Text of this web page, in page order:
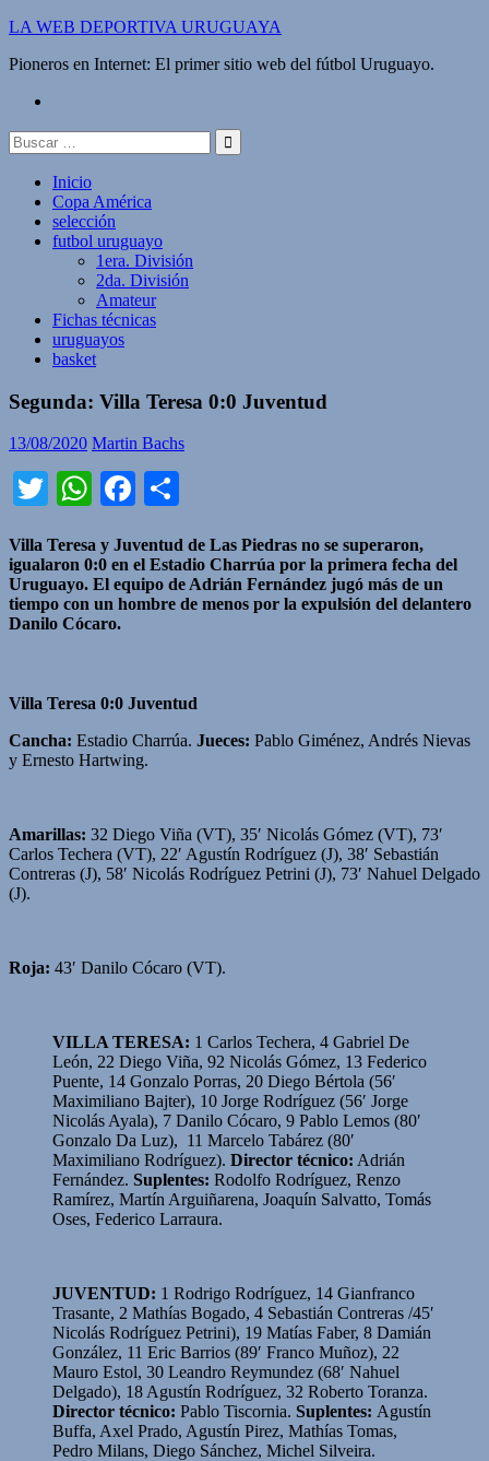
Saltar
contenido
LA WEB DEPORTIVA URUGUAYA
Pioneros en Internet: El primer sitio web del fútbol Uruguayo.
Buscar:
Inicio
Copa América
selección
futbol uruguayo
1era. División
2da. División
Amateur
Fichas técnicas
uruguayos
basket
Segunda: Villa Teresa 0:0 Juventud
13/08/2020 Martin Bachs
TwitterWhatsApp
Facebook
Villa Teresa y Juventud de Las Piedras no se superaron,
igualaron 0:0 en el Estadio Charrúa por la primera fecha del
Uruguayo. El equipo de Adrián Fernández jugó más de un
tiempo con un hombre de menos por la expulsión del delantero
Danilo Cócaro.
Villa Teresa 0:0 Juventud
Cancha: Estadio Charrúa. Jueces: Pablo Giménez, Andrés Nievas
y Ernesto Hartwing.
Amarillas: 32 Diego Viña (VT), 35′ Nicolás Gómez (VT), 73′
Carlos Techera (VT), 22′ Agustín Rodríguez (J), 38′ Sebastián
Contreras (J), 58′ Nicolás Rodríguez Petrini (J), 73′ Nahuel Delgado
(J).
Roja: 43′ Danilo Cócaro (VT).
VILLA TERESA: 1 Carlos Techera, 4 Gabriel De
León, 22 Diego Viña, 92 Nicolás Gómez, 13 Federico
Puente, 14 Gonzalo Porras, 20 Diego Bértola (56′
Maximiliano Bajter), 10 Jorge Rodríguez (56′ Jorge
Nicolás Ayala), 7 Danilo Cócaro, 9 Pablo Lemos (80′
Gonzalo Da Luz), 11 Marcelo Tabárez (80′
Maximiliano Rodríguez). Director técnico: Adrián
Fernández. Suplentes: Rodolfo Rodríguez, Renzo
Ramírez, Martín Arguiñarena, Joaquín Salvatto, Tomás
Oses, Federico Larraura.
JUVENTUD: 1 Rodrigo Rodríguez, 14 Gianfranco
Trasante, 2 Mathías Bogado, 4 Sebastián Contreras /45′
Nicolás Rodríguez Petrini), 19 Matías Faber, 8 Damián
González, 11 Eric Barrios (89′ Franco Muñoz), 22
Mauro Estol, 30 Leandro Reymundez (68′ Nahuel
Delgado), 18 Agustín Rodríguez, 32 Roberto Toranza.
Director técnico: Pablo Tiscornia. Suplentes: Agustín
Buffa, Axel Prado, Agustín Pirez, Mathías Tomas,
Pedro Milans, Diego Sánchez, Michel Silveira.